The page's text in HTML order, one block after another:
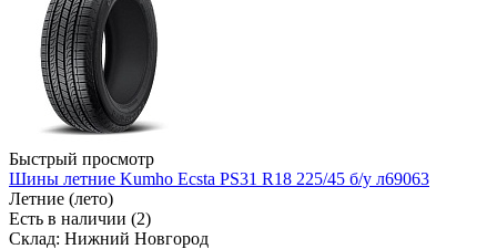
Быстрый просмотр
Шины летние Kumho Ecsta PS31 R18 225/45 б/у л69063
Летние (лето)
Есть в наличии (2)
Склад: Нижний Новгород